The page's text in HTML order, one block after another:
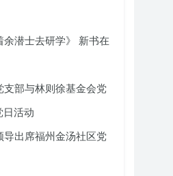
潜士去研学》 新书在
部与林则徐基金会党
日活动
出席福州金汤社区党